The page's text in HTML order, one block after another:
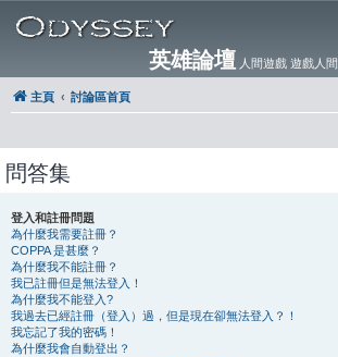
英雄論壇 人間遊戲 遊戲人間
主頁 討論區首頁
問答集
登入和註冊問題
為什麼我需要註冊？
COPPA 是甚麼？
為什麼我不能註冊？
我已註冊但是無法登入！
為什麼我不能登入?
我過去已經註冊（登入）過，但是現在卻無法登入？！
我忘記了我的密碼！
為什麼我會自動登出？